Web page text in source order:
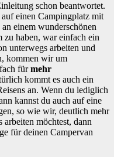
schon beantwortet.
einen Campingplatz mit
einem wunderschönen
zu haben, war einfach ein
unterwegs arbeiten und
kommen wir um
fürmehr
kommt es auch ein
an. Wenn du lediglich
kannst du auch auf eine
so wie wir, deutlich mehr
arbeiten möchtest, dann
für deinen Campervan